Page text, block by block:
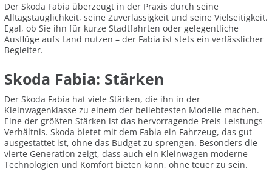
Der Skoda Fabia überzeugt in der Praxis durch seine
Alltagstauglichkeit, seine Zuverlässigkeit und seine Vielseitigkeit.
Egal, ob Sie ihn für kurze Stadtfahrten oder gelegentliche
Ausflüge aufs Land nutzen – der Fabia ist stets ein verlässlicher
Begleiter.
Skoda Fabia: Stärken
Der Skoda Fabia hat viele Stärken, die ihn in der
Kleinwagenklasse zu einem der beliebtesten Modelle machen.
Eine der größten Stärken ist das hervorragende Preis-Leistungs-
Verhältnis. Skoda bietet mit dem Fabia ein Fahrzeug, das gut
ausgestattet ist, ohne das Budget zu sprengen. Besonders die
vierte Generation zeigt, dass auch ein Kleinwagen moderne
Technologien und Komfort bieten kann, ohne teuer zu sein.